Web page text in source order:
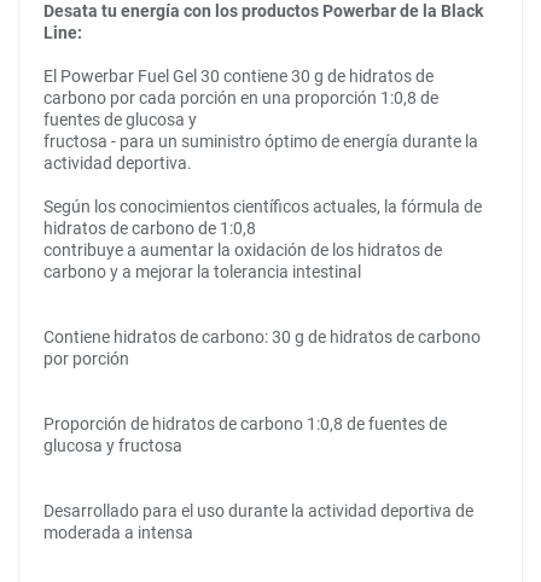
Desata tu energía con los productos Powerbar de la Black
Line:
El Powerbar Fuel Gel 30 contiene 30 g de hidratos de
carbono por cada porción en una proporción 1:0,8 de
fuentes de glucosa y
fructosa - para un suministro óptimo de energía durante la
actividad deportiva.
Según los conocimientos científicos actuales, la fórmula de
hidratos de carbono de 1:0,8
contribuye a aumentar la oxidación de los hidratos de
carbono y a mejorar la tolerancia intestinal
Contiene hidratos de carbono: 30 g de hidratos de carbono
por porción
Proporción de hidratos de carbono 1:0,8 de fuentes de
glucosa y fructosa
Desarrollado para el uso durante la actividad deportiva de
moderada a intensa